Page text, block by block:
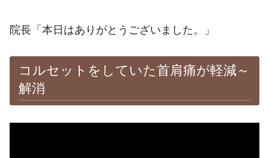
院長「本日はありがとうございました。」
コルセットをしていた首肩痛が軽減～
解消